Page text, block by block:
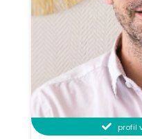
profil